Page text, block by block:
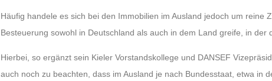
Häufig handele es sich bei den Immobilien im Ausland jedoch um reine
Besteuerung sowohl in Deutschland als auch in dem Land greife, in der
Hierbei, so ergänzt sein Kieler Vorstandskollege und DANSEF
auch noch zu beachten, dass im Ausland je nach Bundesstaat, etwa in